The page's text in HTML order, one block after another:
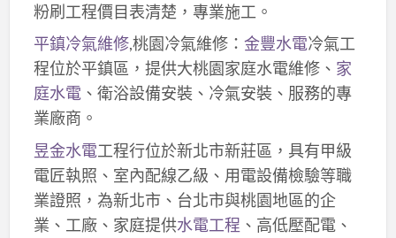
粉刷工程價目表清楚，專業施工。
平鎮冷氣維修,桃園冷氣維修： 金豐水電冷氣工
程位於平鎮區，提供大桃園家庭水電維修、 家
庭水電、衛浴設備安裝、冷氣安裝、服務的專
業廠商。
昱金水電工程行位於新北市新莊區，具有甲級
電匠執照、室內配線乙級、用電設備檢驗等職
業證照，為新北市、台北市與桃園地區的企
業、工廠、家庭提供水電工程 、高低壓配電、